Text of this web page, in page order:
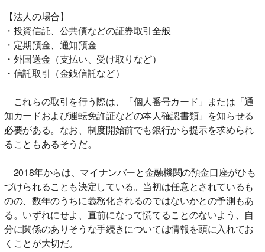
【法人の場合】
・投資信託、公共債などの証券取引全般
・定期預金、通知預金
・外国送金（支払い、受け取りなど）
・信託取引（金銭信託など）
これらの取引を行う際は、「個人番号カード」または「通
知カードおよび運転免許証などの本人確認書類」を知らせる
必要がある。なお、制度開始前でも銀行から提示を求められ
ることもあるそうだ。
2018年からは、マイナンバーと金融機関の預金口座がひも
づけられることも決定している。当初は任意とされているも
のの、数年のうちに義務化されるのではないかとの予測もあ
る。いずれにせよ、直前になって慌てることのないよう、自
分に関係のありそうな手続きについては情報を頭に入れてお
くことが大切だ。